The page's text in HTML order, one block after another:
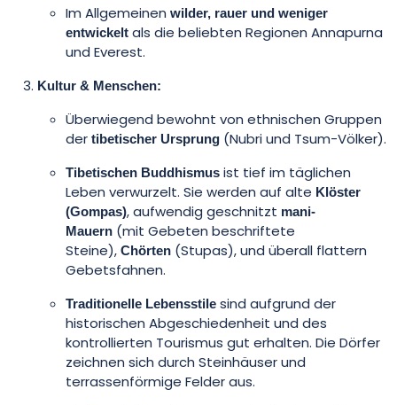
Im Allgemeinen wilder, rauer und weniger
entwickelt als die beliebten Regionen Annapurna
und Everest.
Kultur & Menschen:
Überwiegend bewohnt von ethnischen Gruppen
der tibetischer Ursprung (Nubri und Tsum-Völker).
Tibetischen Buddhismus ist tief im täglichen
Leben verwurzelt. Sie werden auf alte Klöster
(Gompas), aufwendig geschnitzt mani-
Mauern (mit Gebeten beschriftete
Steine), Chörten (Stupas), und überall flattern
Gebetsfahnen.
Traditionelle Lebensstile sind aufgrund der
historischen Abgeschiedenheit und des
kontrollierten Tourismus gut erhalten. Die Dörfer
zeichnen sich durch Steinhäuser und
terrassenförmige Felder aus.